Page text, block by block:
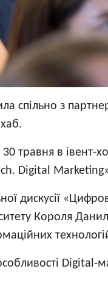
спільно з
травня в івент-
Digital
дискусії
Короля